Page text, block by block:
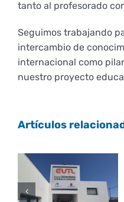
tanto al profesorado
Seguimos trabajando
intercambio de
internacional como
nuestro proyecto
Artículos